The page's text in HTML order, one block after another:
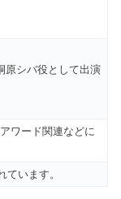
原シバ役として出演
ワード関連などに
います。